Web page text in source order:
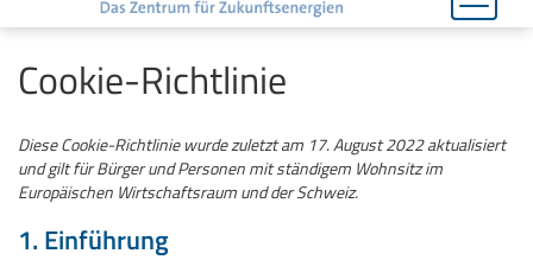
Cookie-Richtlinie
Diese Cookie-Richtlinie wurde zuletzt am 17. August 2022 aktualisiert
und gilt für Bürger und Personen mit ständigem Wohnsitz im
Europäischen Wirtschaftsraum und der Schweiz.
1. Einführung